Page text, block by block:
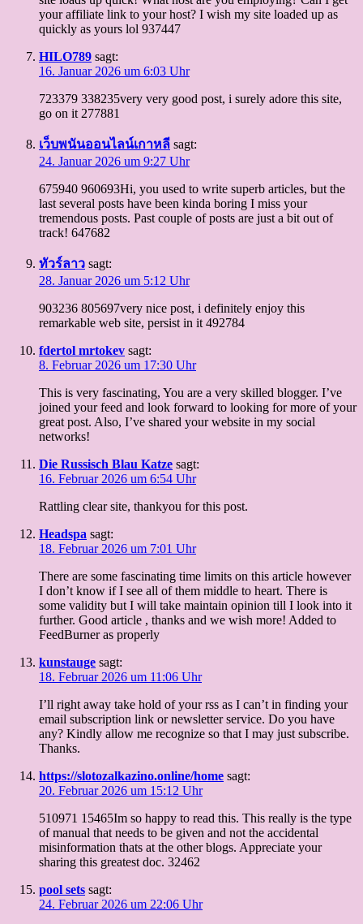
your affiliate link to your host? I wish my site loaded up as
quickly as yours lol 937447
HILO789 sagt:
16. Januar 2026 um 6:03 Uhr
723379 338235very very good post, i surely adore this site,
go on it 277881
เว็บพนันออนไลน์เกาหลี sagt:
24. Januar 2026 um 9:27 Uhr
675940 960693Hi, you used to write superb articles, but the
last several posts have been kinda boring I miss your
tremendous posts. Past couple of posts are just a bit out of
track! 647682
ทัวร์ลาว sagt:
28. Januar 2026 um 5:12 Uhr
903236 805697very nice post, i definitely enjoy this
remarkable web site, persist in it 492784
fdertol mrtokev sagt:
8. Februar 2026 um 17:30 Uhr
This is very fascinating, You are a very skilled blogger. I’ve
joined your feed and look forward to looking for more of your
great post. Also, I’ve shared your website in my social
networks!
Die Russisch Blau Katze sagt:
16. Februar 2026 um 6:54 Uhr
Rattling clear site, thankyou for this post.
Headspa sagt:
18. Februar 2026 um 7:01 Uhr
There are some fascinating time limits on this article however
I don’t know if I see all of them middle to heart. There is
some validity but I will take maintain opinion till I look into it
further. Good article , thanks and we wish more! Added to
FeedBurner as properly
kunstauge sagt:
18. Februar 2026 um 11:06 Uhr
I’ll right away take hold of your rss as I can’t in finding your
email subscription link or newsletter service. Do you have
any? Kindly allow me recognize so that I may just subscribe.
Thanks.
https://slotozalkazino.online/home sagt:
20. Februar 2026 um 15:12 Uhr
510971 15465Im so happy to read this. This really is the type
of manual that needs to be given and not the accidental
misinformation thats at the other blogs. Appreciate your
sharing this greatest doc. 32462
pool sets sagt:
24. Februar 2026 um 22:06 Uhr